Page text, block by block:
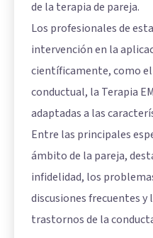
de la terapia de pareja.
Los profesionales de
intervención en la
científicamente, como
conductual, la Terapia
adaptadas a las
Entre las principales
ámbito de la pareja,
infidelidad, los
discusiones frecuentes y
trastornos de la